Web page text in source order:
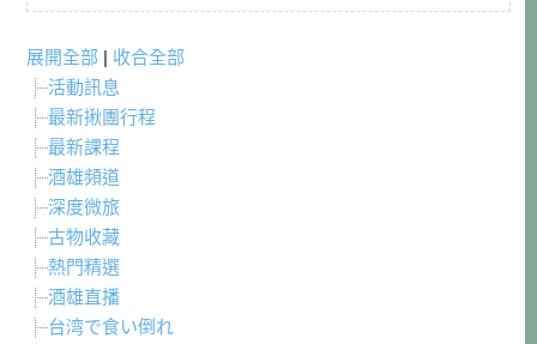
展開全部 | 收合全部
活動訊息
最新揪團行程
最新課程
酒雄頻道
深度微旅
古物收藏
熱門精選
酒雄直播
台湾で食い倒れ